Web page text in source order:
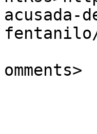
fentanilo/
omments>